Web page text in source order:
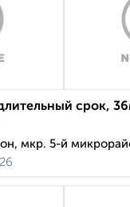
срок,
мкр. 5-й